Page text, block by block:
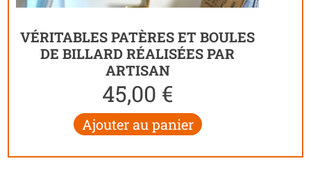
VÉRITABLES PATÈRES ET BOULES
DE BILLARD RÉALISÉES PAR
ARTISAN
45,00 €
Ajouter au panier